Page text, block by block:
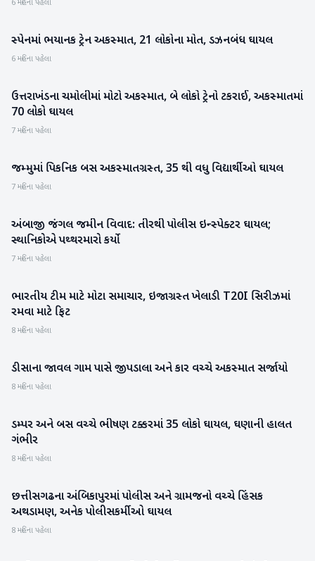
6 મહિના પહેલા
આંતરરાષ્ટ્રીય
સ્પેનમાં ભયાનક ટ્રેન અકસ્માત, 21 લોકોના મોત, ડઝનબંધ ઘાયલ
6 મહિના પહેલા
રાષ્ટ્રીય
ઉત્તરાખંડના ચમોલીમાં મોટો અકસ્માત, બે લોકો ટ્રેનો ટકરાઈ, અકસ્માતમાં
70 લોકો ઘાયલ
7 મહિના પહેલા
રાષ્ટ્રીય
જમ્મુમાં પિકનિક બસ અકસ્માતગ્રસ્ત, 35 થી વધુ વિદ્યાર્થીઓ ઘાયલ
7 મહિના પહેલા
બનાસકાંઠા
અંબાજી જંગલ જમીન વિવાદ: તીરથી પોલીસ ઇન્સ્પેક્ટર ઘાયલ;
સ્થાનિકોએ પથ્થરમારો કર્યો
7 મહિના પહેલા
રમતગમત
ભારતીય ટીમ માટે મોટા સમાચાર, ઇજાગ્રસ્ત ખેલાડી T20I સિરીઝમાં
રમવા માટે ફિટ
8 મહિના પહેલા
બનાસકાંઠા
ડીસાના જાવલ ગામ પાસે જીપડાલા અને કાર વચ્ચે અકસ્માત સર્જાયો
8 મહિના પહેલા
રાષ્ટ્રીય
ડમ્પર અને બસ વચ્ચે ભીષણ ટક્કરમાં 35 લોકો ઘાયલ, ઘણાની હાલત
ગંભીર
8 મહિના પહેલા
રાષ્ટ્રીય
છત્તીસગઢના અંબિકાપુરમાં પોલીસ અને ગ્રામજનો વચ્ચે હિંસક
અથડામણ, અનેક પોલીસકર્મીઓ ઘાયલ
8 મહિના પહેલા